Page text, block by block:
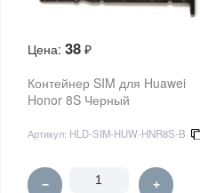
Цена: 38 ₽
Контейнер SIM для Huawei
Honor 8S Черный
Артикул: HLD-SIM-HUW-HNR8S-B
− +